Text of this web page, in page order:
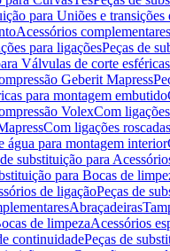
para Uniões e transições
Acessórios
para ligaçõesPeças de
Válvulas de corte esféricas
Geberit Mapress
para montagem embutido
VolexCom
Com ligações roscadas
água para montagem interior
substituição para
para Bocas de
de ligaçãoPeças de
Abraçadeiras
de limpezaAcessórios
continuidadePeças de